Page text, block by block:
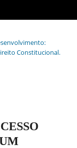
Constitucional.